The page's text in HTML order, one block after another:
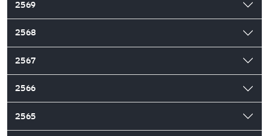
2569
2568
2567
2566
2565